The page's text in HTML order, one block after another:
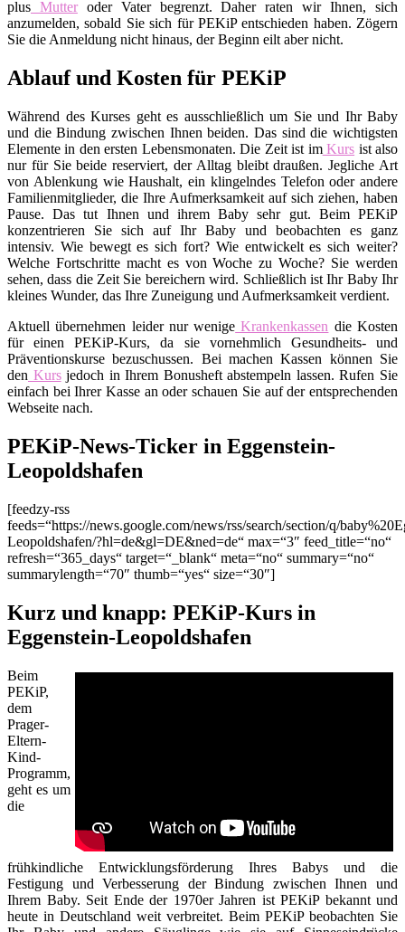
plus Mutteroder Vater begrenzt. Daher raten wir Ihnen, sich
anzumelden, sobald Sie sich für PEKiP entschieden haben. Zögern
Sie die Anmeldung nicht hinaus, der Beginn eilt aber nicht.
Ablauf und Kosten für PEKiP
Während des Kurses geht es ausschließlich um Sie und Ihr Baby
und die Bindung zwischen Ihnen beiden. Das sind die wichtigsten
Elemente in den ersten Lebensmonaten. Die Zeit ist imKurs ist also
nur für Sie beide reserviert, der Alltag bleibt draußen. Jegliche Art
von Ablenkung wie Haushalt, ein klingelndes Telefon oder andere
Familienmitglieder, die Ihre Aufmerksamkeit auf sich ziehen, haben
Pause. Das tut Ihnen und ihrem Baby sehr gut. Beim PEKiP
konzentrieren Sie sich auf Ihr Baby und beobachten es ganz
intensiv. Wie bewegt es sich fort? Wie entwickelt es sich weiter?
Welche Fortschritte macht es von Woche zu Woche? Sie werden
sehen, dass die Zeit Sie bereichern wird. Schließlich ist Ihr Baby Ihr
kleines Wunder, das Ihre Zuneigung und Aufmerksamkeit verdient.
Aktuell übernehmen leider nur wenige Krankenkassen die Kosten
für einen PEKiP-Kurs, da sie vornehmlich Gesundheits- und
Präventionskurse bezuschussen. Bei machen Kassen können Sie
den Kursjedoch in Ihrem Bonusheft abstempeln lassen. Rufen Sie
einfach bei Ihrer Kasse an oder schauen Sie auf der entsprechenden
Webseite nach.
PEKiP-News-Ticker in Eggenstein-
Leopoldshafen
[feedzy-rss
feeds=“https://news.google.com/news/rss/search/section/q/
Leopoldshafen/?hl=de&gl=DE&ned=de“ max=“3″ feed_title=“no“
refresh=“365_days“ target=“_blank“ meta=“no“ summary=“no“
summarylength=“70″ thumb=“yes“ size=“30″]
Kurz und knapp: PEKiP-Kurs in
Eggenstein-Leopoldshafen
Beim
PEKiP,
dem
Prager-
Eltern-
Kind-
Programm,
geht es um
die
frühkindliche Entwicklungsförderung Ihres Babys und die
Festigung und Verbesserung der Bindung zwischen Ihnen und
Ihrem Baby. Seit Ende der 1970er Jahren ist PEKiP bekannt und
heute in Deutschland weit verbreitet. Beim PEKiP beobachten Sie